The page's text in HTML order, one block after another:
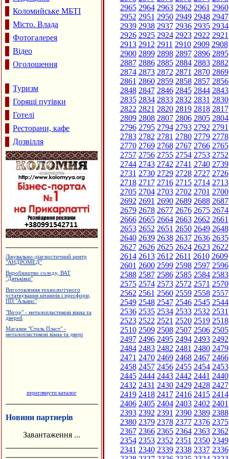
Коломийське МБТІ
Місто. Влада
Фотогалерея
Відео
Оголошення
Туризм
Горящі путівки
Готелі
Ресторани, кафе
Дозвілля
Лікувально-діагностичний центр
"АНДРОМЕД"
Виробництво солоду, ВАТ
"Дятьківці"
Виготовлення технологічного
устаткування штампів і пресформ,
ПП "Альянс"
"Вігор" - металопластикові вікна та
дверей
Магазин "Стиль Пласт" -
металопластикові вікна та двері
переглянути каталог
Новини партнерів
Завантаження ...
2965 2964 2963 2962 2961 2960
2952 2951 2950 2949 2948 2947
2939 2938 2937 2936 2935 2934
2926 2925 2924 2923 2922 2921
2913 2912 2911 2910 2909 2908
2900 2899 2898 2897 2896 2895
2887 2886 2885 2884 2883 2882
2874 2873 2872 2871 2870 2869
2861 2860 2859 2858 2857 2856
2848 2847 2846 2845 2844 2843
2835 2834 2833 2832 2831 2830
2822 2821 2820 2819 2818 2817
2809 2808 2807 2806 2805 2804
2796 2795 2794 2793 2792 2791
2783 2782 2781 2780 2779 2778
2770 2769 2768 2767 2766 2765
2757 2756 2755 2754 2753 2752
2744 2743 2742 2741 2740 2739
2731 2730 2729 2728 2727 2726
2718 2717 2716 2715 2714 2713
2705 2704 2703 2702 2701 2700
2692 2691 2690 2689 2688 2687
2679 2678 2677 2676 2675 2674
2666 2665 2664 2663 2662 2661
2653 2652 2651 2650 2649 2648
2640 2639 2638 2637 2636 2635
2627 2626 2625 2624 2623 2622
2614 2613 2612 2611 2610 2609
2601 2600 2599 2598 2597 2596
2588 2587 2586 2585 2584 2583
2575 2574 2573 2572 2571 2570
2562 2561 2560 2559 2558 2557
2549 2548 2547 2546 2545 2544
2536 2535 2534 2533 2532 2531
2523 2522 2521 2520 2519 2518
2510 2509 2508 2507 2506 2505
2497 2496 2495 2494 2493 2492
2484 2483 2482 2481 2480 2479
2471 2470 2469 2468 2467 2466
2458 2457 2456 2455 2454 2453
2445 2444 2443 2442 2441 2440
2432 2431 2430 2429 2428 2427
2419 2418 2417 2416 2415 2414
2406 2405 2404 2403 2402 2401
2393 2392 2391 2390 2389 2388
2380 2379 2378 2377 2376 2375
2367 2366 2365 2364 2363 2362
2354 2353 2352 2351 2350 2349
2341 2340 2339 2338 2337 2336